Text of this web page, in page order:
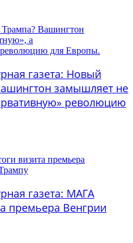
газета: Новый
замышляет не
революцию
газета: МАГА
премьера Венгрии